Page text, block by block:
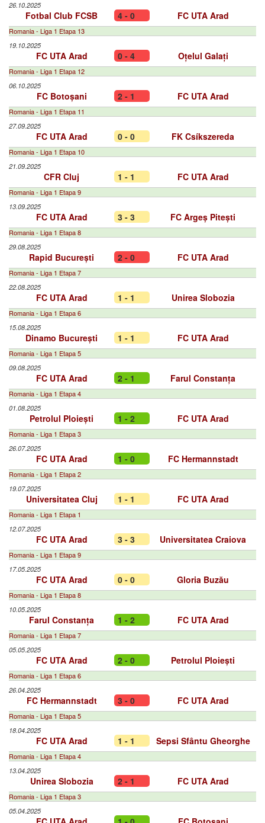
26.10.2025
Fotbal Club FCSB 4 - 0 FC UTA Arad
Romania - Liga 1 Etapa 13
19.10.2025
FC UTA Arad 0 - 4 Oțelul Galați
Romania - Liga 1 Etapa 12
06.10.2025
FC Botoșani 2 - 1 FC UTA Arad
Romania - Liga 1 Etapa 11
27.09.2025
FC UTA Arad 0 - 0 FK Csíkszereda
Romania - Liga 1 Etapa 10
21.09.2025
CFR Cluj 1 - 1 FC UTA Arad
Romania - Liga 1 Etapa 9
13.09.2025
FC UTA Arad 3 - 3 FC Argeș Pitești
Romania - Liga 1 Etapa 8
29.08.2025
Rapid București 2 - 0 FC UTA Arad
Romania - Liga 1 Etapa 7
22.08.2025
FC UTA Arad 1 - 1 Unirea Slobozia
Romania - Liga 1 Etapa 6
15.08.2025
Dinamo București 1 - 1 FC UTA Arad
Romania - Liga 1 Etapa 5
09.08.2025
FC UTA Arad 2 - 1 Farul Constanța
Romania - Liga 1 Etapa 4
01.08.2025
Petrolul Ploiești 1 - 2 FC UTA Arad
Romania - Liga 1 Etapa 3
26.07.2025
FC UTA Arad 1 - 0 FC Hermannstadt
Romania - Liga 1 Etapa 2
19.07.2025
Universitatea Cluj 1 - 1 FC UTA Arad
Romania - Liga 1 Etapa 1
12.07.2025
FC UTA Arad 3 - 3 Universitatea Craiova
Romania - Liga 1 Etapa 9
17.05.2025
FC UTA Arad 0 - 0 Gloria Buzău
Romania - Liga 1 Etapa 8
10.05.2025
Farul Constanța 1 - 2 FC UTA Arad
Romania - Liga 1 Etapa 7
05.05.2025
FC UTA Arad 2 - 0 Petrolul Ploiești
Romania - Liga 1 Etapa 6
26.04.2025
FC Hermannstadt 3 - 0 FC UTA Arad
Romania - Liga 1 Etapa 5
18.04.2025
FC UTA Arad 1 - 1 Sepsi Sfântu Gheorghe
Romania - Liga 1 Etapa 4
13.04.2025
Unirea Slobozia 2 - 1 FC UTA Arad
Romania - Liga 1 Etapa 3
05.04.2025